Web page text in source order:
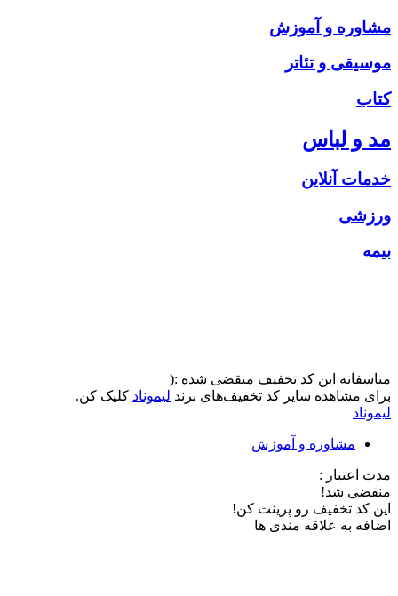
مشاوره و آموزش
موسیقی و تئاتر
کتاب
مد و لباس
خدمات آنلاین
ورزشی
بیمه
متاسفانه این کد تخفیف منقضی شده :(
برای مشاهده سایر کد تخفیف‌های برند لیموناد کلیک کن.
لیموناد
مشاوره و آموزش
مدت اعتبار :
منقضی شد!
این کد تخفیف رو پرینت کن!
اضافه به علاقه مندی ها